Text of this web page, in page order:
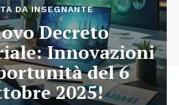
DA INSEGNANTE
Decreto
Innovazioni
del 6
2025!